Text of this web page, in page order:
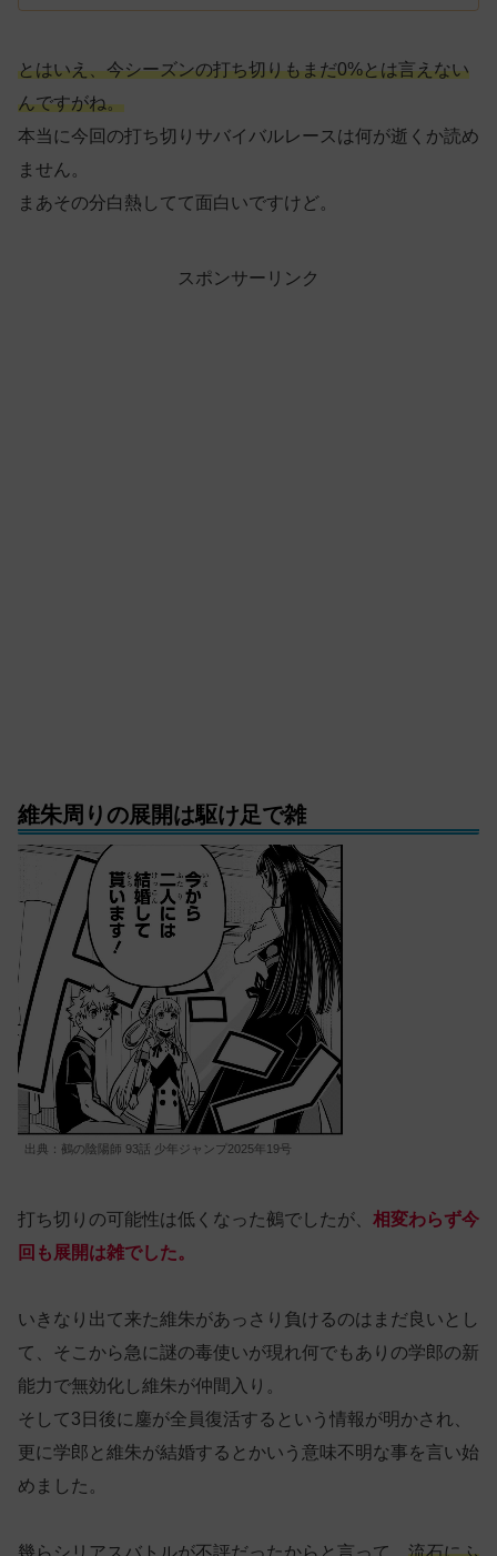
とはいえ、今シーズンの打ち切りもまだ0%とは言えない
んですがね。
本当に今回の打ち切りサバイバルレースは何が逝くか読め
ません。
まあその分白熱してて面白いですけど。
スポンサーリンク
維朱周りの展開は駆け足で雑
出典：鵺の陰陽師 93話 少年ジャンプ2025年19号
打ち切りの可能性は低くなった鵺でしたが、 相変わらず今
回も展開は雑でした。
いきなり出て来た維朱があっさり負けるのはまだ良いとし
て、そこから急に謎の毒使いが現れ何でもありの学郎の新
能力で無効化し維朱が仲間入り。
そして3日後に鏖が全員復活するという情報が明かされ、
更に学郎と維朱が結婚するとかいう意味不明な事を言い始
めました。
幾らシリアスバトルが不評だったからと言って、 流石にふ